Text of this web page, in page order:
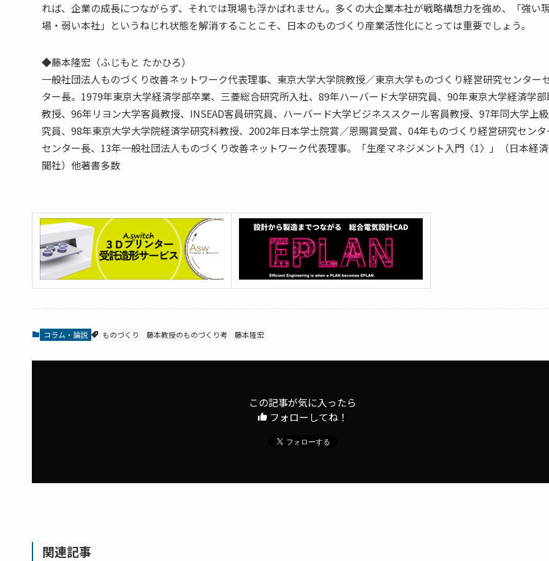
れば、企業の成長につながらず、それでは現場も浮かばれません。多くの大企業本社が戦略構想力を強め、「強い
場・弱い本社」というねじれ状態を解消することこそ、日本のものづくり産業活性化にとっては重要でしょう。
◆藤本隆宏（ふじもと たかひろ）
一般社団法人ものづくり改善ネットワーク代表理事、東京大学大学院教授／東京大学ものづくり経営研究センター
ター長。1979年東京大学経済学部卒業、三菱総合研究所入社、89年ハーバード大学研究員、90年東京大学経済学
教授、96年リヨン大学客員教授、INSEAD客員研究員、ハーバード大学ビジネススクール客員教授、97年同大学上
究員、98年東京大学大学院経済学研究科教授、2002年日本学士院賞／恩賜賞受賞、04年ものづくり経営研究セン
センター長、13年一般社団法人ものづくり改善ネットワーク代表理事。「生産マネジメント入門〈1〉」（日本経
聞社）他著書多数
コラム・論説 ものづくり 藤本教授のものづくり考 藤本隆宏
この記事が気に入ったら
フォローしてね！
関連記事